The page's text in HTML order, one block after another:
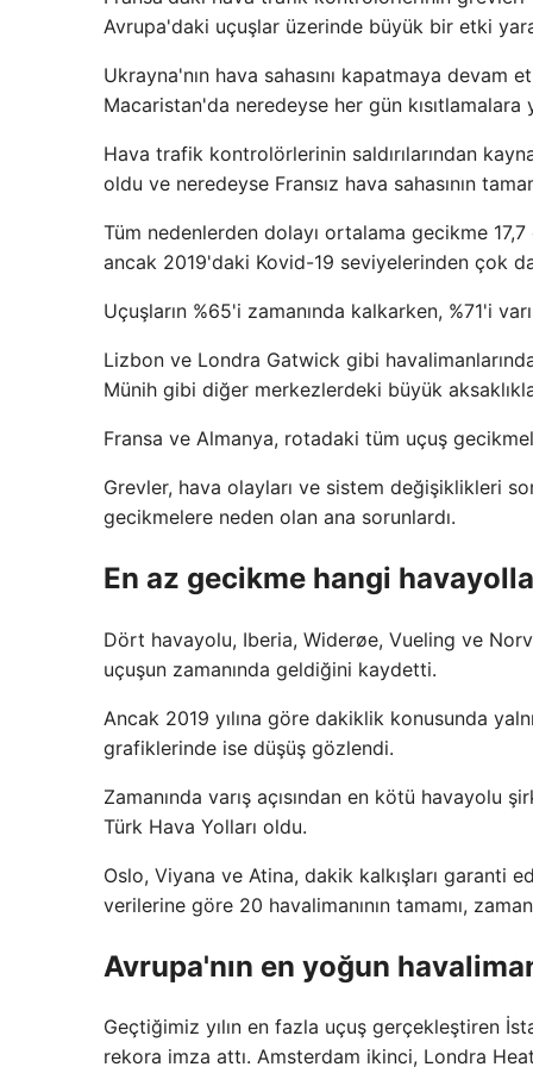
Avrupa'daki uçuşlar üzerinde büyük bir etki
Ukrayna'nın hava sahasını kapatmaya
Macaristan'da neredeyse her gün kısıtlamalara
Hava trafik kontrolörlerinin saldırılarından
oldu ve neredeyse Fransız hava sahasının
Tüm nedenlerden dolayı ortalama gecikme
ancak 2019'daki Kovid-19 seviyelerinden çok
Uçuşların %65'i zamanında kalkarken, %71'i
Lizbon ve Londra Gatwick gibi
Münih gibi diğer merkezlerdeki büyük
Fransa ve Almanya, rotadaki tüm uçuş
Grevler, hava olayları ve sistem değişiklikleri
gecikmelere neden olan ana sorunlardı.
En az gecikme hangi
Dört havayolu, Iberia, Widerøe, Vueling ve
uçuşun zamanında geldiğini kaydetti.
Ancak 2019 yılına göre dakiklik konusunda
grafiklerinde ise düşüş gözlendi.
Zamanında varış açısından en kötü havayolu
Türk Hava Yolları oldu.
Oslo, Viyana ve Atina, dakik kalkışları garanti
verilerine göre 20 havalimanının tamamı,
Avrupa'nın en yoğun
Geçtiğimiz yılın en fazla uçuş gerçekleştiren
rekora imza attı. Amsterdam ikinci, Londra